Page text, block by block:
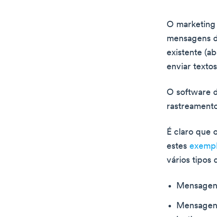
O marketing
mensagens
existente
enviar
O software
É claro que
estes
vários tipos